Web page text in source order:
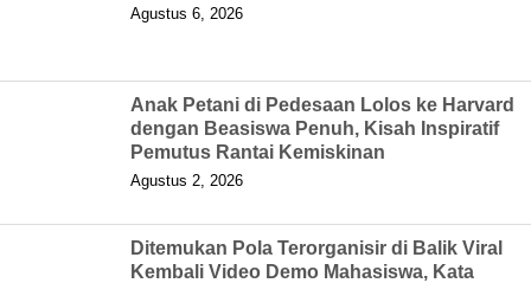
Agustus 6, 2026
Anak Petani di Pedesaan Lolos ke Harvard
dengan Beasiswa Penuh, Kisah Inspiratif
Pemutus Rantai Kemiskinan
Agustus 2, 2026
Ditemukan Pola Terorganisir di Balik Viral
Kembali Video Demo Mahasiswa, Kata